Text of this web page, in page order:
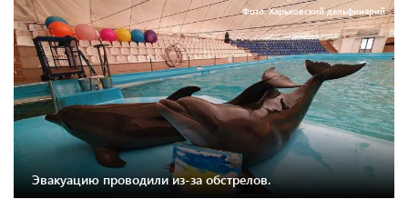
Фото: Харьковский дельфинарий
Эвакуацию проводили из-за обстрелов.